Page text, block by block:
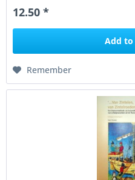
12.50 *
Add to
Remember